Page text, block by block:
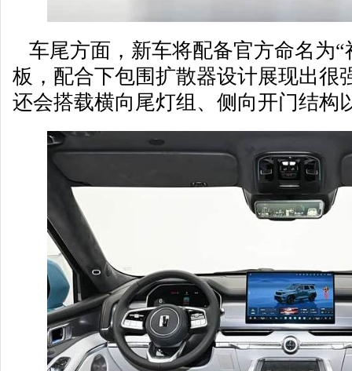
车尾方面，新车将配备官方命名为“
板，配合下包围扩散器设计展现出很
还会搭载横向尾灯组、侧向开门结构